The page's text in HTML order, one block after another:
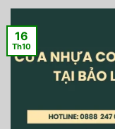
16
Th10